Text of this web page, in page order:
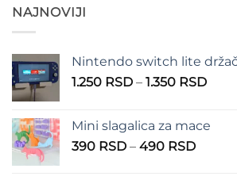
NAJNOVIJI
Nintendo switch lite
1.250 RSD – 1.350 RSD
1.250
Mini slagalica za mace
390 RSD – 490 RSDRaspon